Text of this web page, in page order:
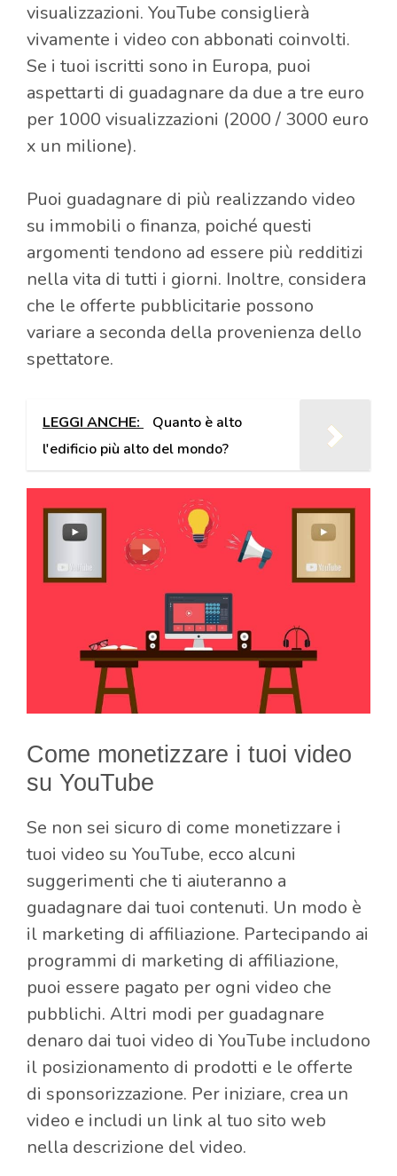
visualizzazioni. YouTube consiglierà
vivamente i video con abbonati coinvolti.
Se i tuoi iscritti sono in Europa, puoi
aspettarti di guadagnare da due a tre euro
per 1000 visualizzazioni (2000 / 3000 euro
x un milione).
Puoi guadagnare di più realizzando video
su immobili o finanza, poiché questi
argomenti tendono ad essere più redditizi
nella vita di tutti i giorni. Inoltre, considera
che le offerte pubblicitarie possono
variare a seconda della provenienza dello
spettatore.
LEGGI ANCHE:
Quanto è alto
l'edificio più alto del mondo?
Come monetizzare i tuoi video
su YouTube
Se non sei sicuro di come monetizzare i
tuoi video su YouTube, ecco alcuni
suggerimenti che ti aiuteranno a
guadagnare dai tuoi contenuti. Un modo è
il marketing di affiliazione. Partecipando ai
programmi di marketing di affiliazione,
puoi essere pagato per ogni video che
pubblichi. Altri modi per guadagnare
denaro dai tuoi video di YouTube includono
il posizionamento di prodotti e le offerte
di sponsorizzazione. Per iniziare, crea un
video e includi un link al tuo sito web
nella descrizione del video.